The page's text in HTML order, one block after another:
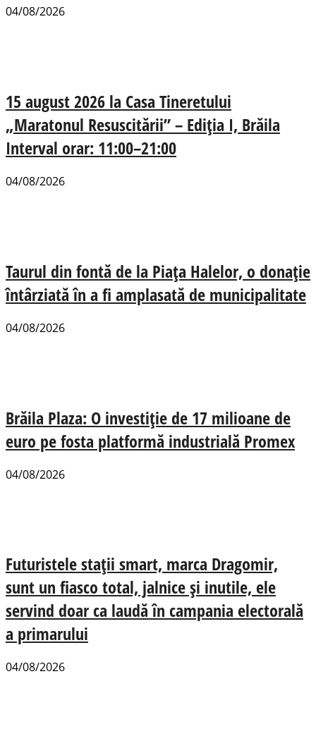
04/08/2026
15 august 2026 la Casa Tineretului
„Maratonul Resuscitării” – Ediția I, Brăila
Interval orar: 11:00–21:00
04/08/2026
Taurul din fontă de la Piața Halelor, o donație
întârziată în a fi amplasată de municipalitate
04/08/2026
Brăila Plaza: O investiție de 17 milioane de
euro pe fosta platformă industrială Promex
04/08/2026
Futuristele stații smart, marca Dragomir,
sunt un fiasco total, jalnice și inutile, ele
servind doar ca laudă în campania electorală
a primarului
04/08/2026